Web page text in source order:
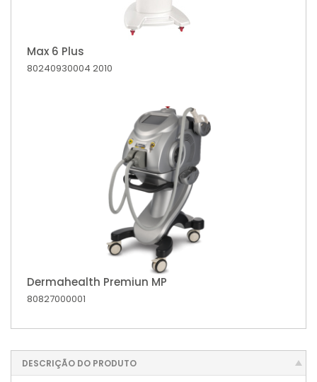
Max 6 Plus
80240930004 2010
Dermahealth Premiun MP
80827000001
DESCRIÇÃO DO PRODUTO